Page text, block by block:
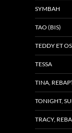
SYMBAH
TAO (BIS)
TEDDY ET
TESSA
TINA,
TONIGHT,
TRACY,